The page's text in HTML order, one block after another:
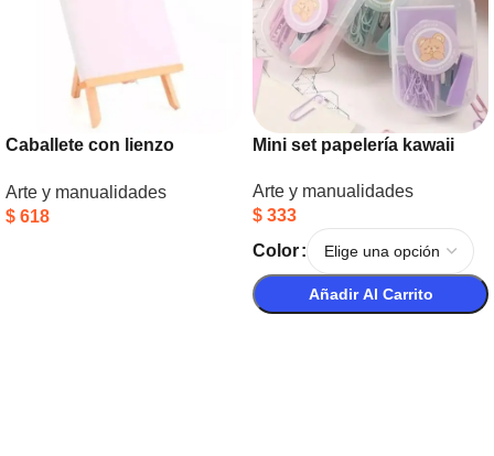
Caballete con lienzo
Arte y manualidades
$ 618
Mini set papelería kawaii
Arte y manualidades
$ 333
Color
Añadir Al Carrito